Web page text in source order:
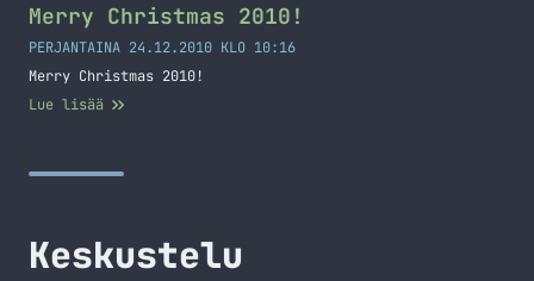
Merry Christmas 2010!
PERJANTAINA 24.12.2010 KLO 10:16
Merry Christmas 2010!
Lue lisää
Keskustelu